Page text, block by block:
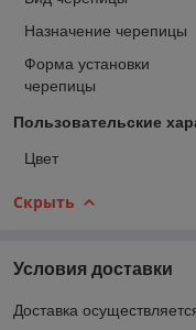
Назначение черепицы
Форма установки
черепицы
Пользовательские
Цвет
Скрыть
Условия доставки
Доставка